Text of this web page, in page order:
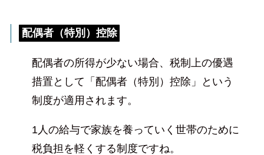
配偶者（特別）控除
配偶者の所得が少ない場合、税制上の優遇
措置として「配偶者（特別）控除」という
制度が適用されます。
1人の給与で家族を養っていく世帯のために
税負担を軽くする制度ですね。